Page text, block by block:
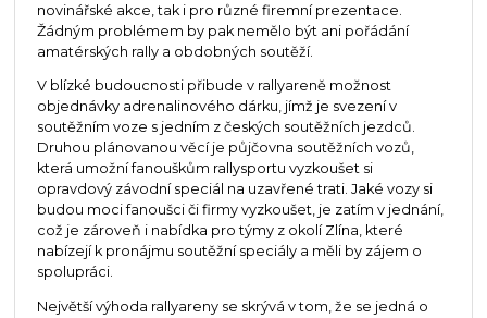
novinářské akce, tak i pro různé firemní prezentace.
Žádným problémem by pak nemělo být ani pořádání
amatérských rally a obdobných soutěží.
V blízké budoucnosti přibude v rallyareně možnost
objednávky adrenalinového dárku, jímž je svezení v
soutěžním voze s jedním z českých soutěžních jezdců.
Druhou plánovanou věcí je půjčovna soutěžních vozů,
která umožní fanouškům rallysportu vyzkoušet si
opravdový závodní speciál na uzavřené trati. Jaké vozy si
budou moci fanoušci či firmy vyzkoušet, je zatím v jednání,
což je zároveň i nabídka pro týmy z okolí Zlína, které
nabízejí k pronájmu soutěžní speciály a měli by zájem o
spolupráci.
Největší výhoda rallyareny se skrývá v tom, že se jedná o